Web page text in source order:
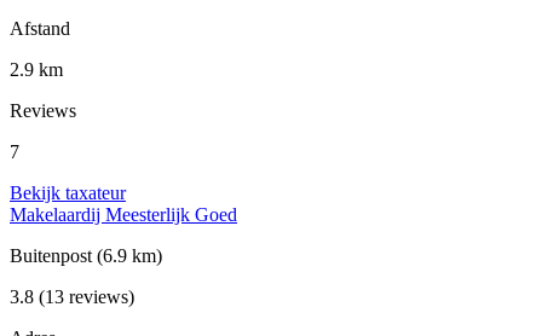
Afstand
2.9 km
Reviews
7
Bekijk taxateur
Makelaardij Meesterlijk Goed
Buitenpost (6.9 km)
3.8 (13 reviews)